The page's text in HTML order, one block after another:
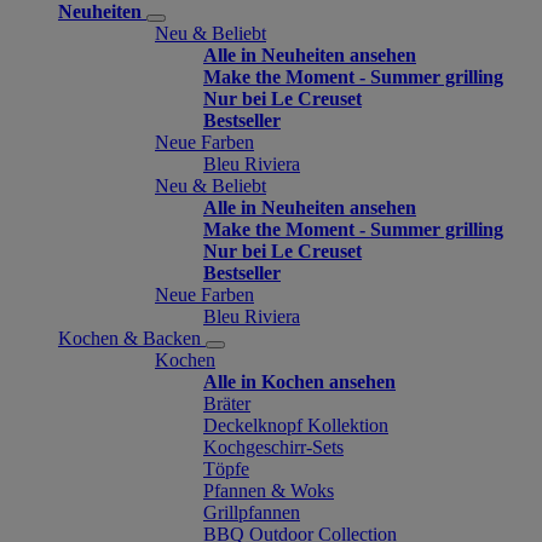
Neuheiten
Neu & Beliebt
Alle in Neuheiten ansehen
Make the Moment - Summer grilling
Nur bei Le Creuset
Bestseller
Neue Farben
Bleu Riviera
Neu & Beliebt
Alle in Neuheiten ansehen
Make the Moment - Summer grilling
Nur bei Le Creuset
Bestseller
Neue Farben
Bleu Riviera
Kochen & Backen
Kochen
Alle in Kochen ansehen
Bräter
Deckelknopf Kollektion
Kochgeschirr-Sets
Töpfe
Pfannen & Woks
Grillpfannen
BBQ Outdoor Collection